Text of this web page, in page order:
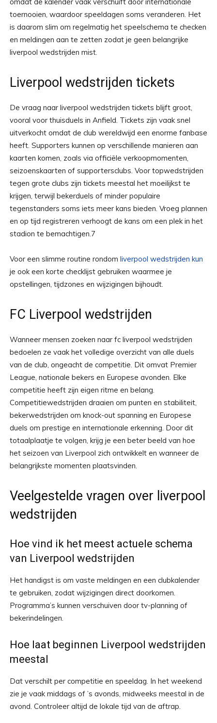
toernooien, waardoor speeldagen soms veranderen. Het
is daarom slim om regelmatig het speelschema te checken
en meldingen aan te zetten zodat je geen belangrijke
liverpool wedstrijden mist.
Liverpool wedstrijden tickets
De vraag naar liverpool wedstrijden tickets blijft groot,
vooral voor thuisduels in Anfield. Tickets zijn vaak snel
uitverkocht omdat de club wereldwijd een enorme fanbase
heeft. Supporters kunnen op verschillende manieren aan
kaarten komen, zoals via officiële verkoopmomenten,
seizoenskaarten of supportersclubs. Voor topwedstrijden
tegen grote clubs zijn tickets meestal het moeilijkst te
krijgen, terwijl bekerduels of minder populaire
tegenstanders soms iets meer kans bieden. Vroeg plannen
en op tijd registreren verhoogt de kans om een plek in het
stadion te bemachtigen.7
Voor een slimme routine rondom liverpool wedstrijden kun
je ook een korte checklijst gebruiken waarmee je
opstellingen, tijdzones en wijzigingen bijhoudt.
FC Liverpool wedstrijden
Wanneer mensen zoeken naar fc liverpool wedstrijden
bedoelen ze vaak het volledige overzicht van alle duels
van de club, ongeacht de competitie. Dit omvat Premier
League, nationale bekers en Europese avonden. Elke
competitie heeft zijn eigen ritme en belang.
Competitiewedstrijden draaien om punten en stabiliteit,
bekerwedstrijden om knock-out spanning en Europese
duels om prestige en internationale erkenning. Door dit
totaalplaatje te volgen, krijg je een beter beeld van hoe
het seizoen van Liverpool zich ontwikkelt en wanneer de
belangrijkste momenten plaatsvinden.
Veelgestelde vragen over liverpool
wedstrijden
Hoe vind ik het meest actuele schema
van Liverpool wedstrijden
Het handigst is om vaste meldingen en een clubkalender
te gebruiken, zodat wijzigingen direct doorkomen.
Programma’s kunnen verschuiven door tv-planning of
bekerindelingen.
Hoe laat beginnen Liverpool wedstrijden
meestal
Dat verschilt per competitie en speeldag. In het weekend
zie je vaak middags of ’s avonds, midweeks meestal in de
avond. Controleer altijd de lokale tijd van de aftrap.